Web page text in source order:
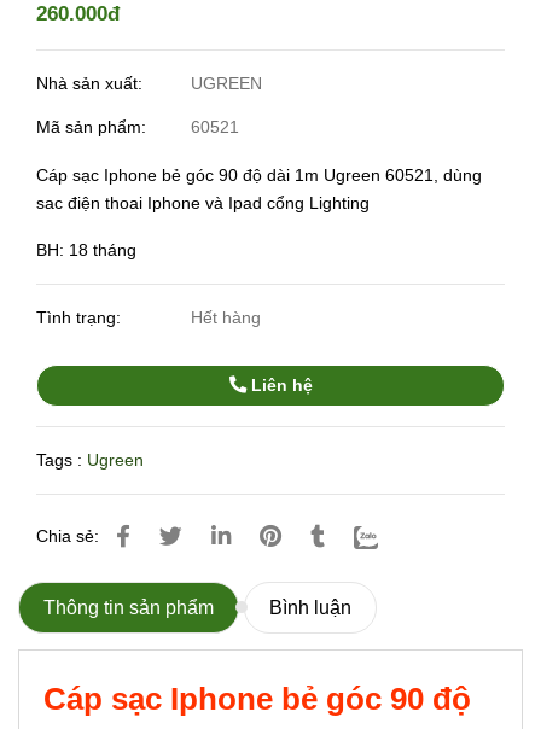
260.000đ
Nhà sản xuất: UGREEN
Mã sản phẩm: 60521
Cáp sạc Iphone bẻ góc 90 độ dài 1m Ugreen 60521, dùng
sac điện thoai Iphone và Ipad cổng Lighting
BH: 18 tháng
Tình trạng: Hết hàng
Liên hệ
Tags : Ugreen
Chia sẻ:
Thông tin sản phẩm Bình luận
Cáp sạc Iphone bẻ góc 90 độ